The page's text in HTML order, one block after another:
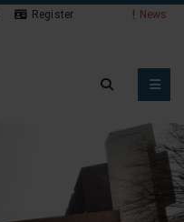
Register News